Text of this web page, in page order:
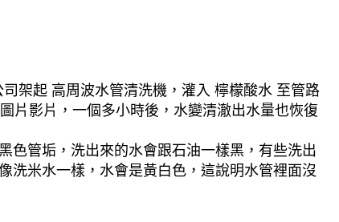
架起 高周波水管清洗機，灌入 檸檬酸水 至管路
片影片，一個多小時後，水變清澈出水量也恢復
色管垢，洗出來的水會跟石油一樣黑，有些洗出
洗米水一樣，水會是黃白色，這說明水管裡面沒